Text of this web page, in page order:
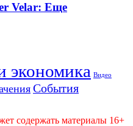
Velar: Еще
экономика Видео
События
содержать материалы 16+